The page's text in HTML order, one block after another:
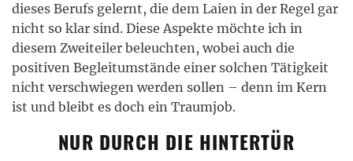
dieses Berufs gelernt, die dem Laien in der Regel gar
nicht so klar sind. Diese Aspekte möchte ich in
diesem Zweiteiler beleuchten, wobei auch die
positiven Begleitumstände einer solchen Tätigkeit
nicht verschwiegen werden sollen – denn im Kern
ist und bleibt es doch ein Traumjob.
NUR DURCH DIE HINTERTÜR